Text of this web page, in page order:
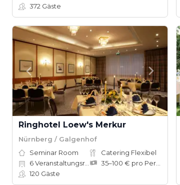
372 Gäste
Ringhotel Loew's Merkur
Nürnberg / Galgenhof
Seminar Room
Catering Flexibel
6Veranstaltungsräume
120 Gäste